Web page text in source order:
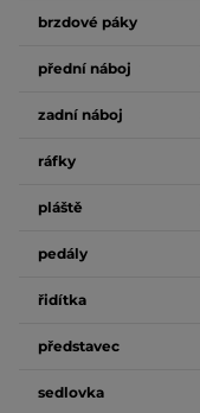
brzdové páky
přední náboj
zadní náboj
ráfky
pláště
pedály
řidítka
představec
sedlovka